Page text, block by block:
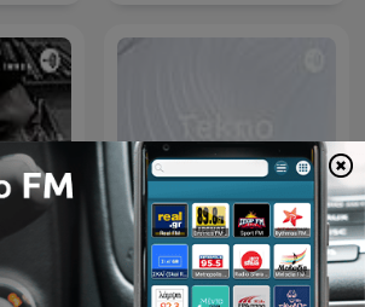
Tekno Trabajo